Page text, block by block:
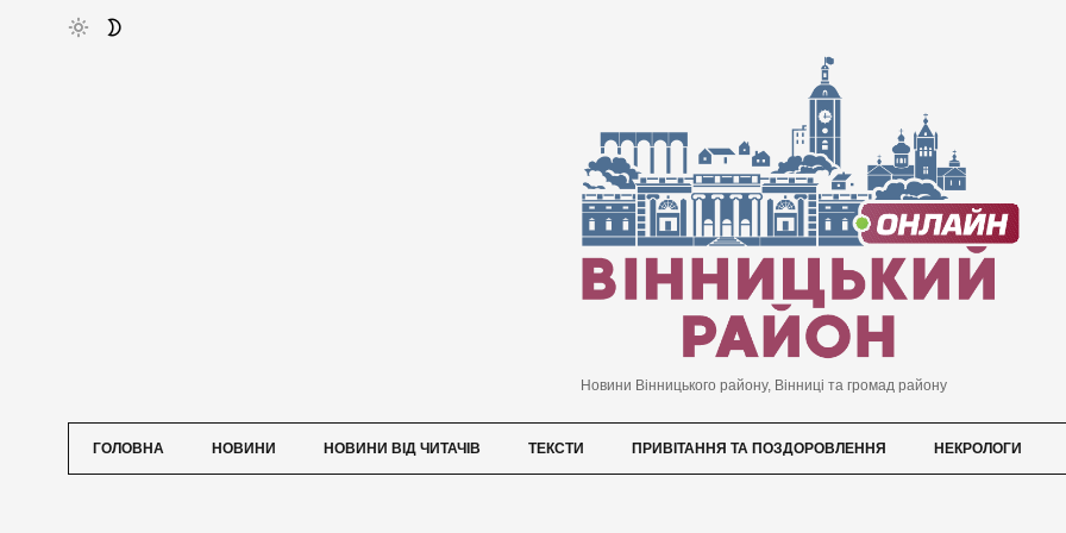
Новини Вінницького району, Вінниці та громад району
ГОЛОВНА НОВИНИ НОВИНИ ВІД ЧИТАЧІВ ТЕКСТИ ПРИВІТАННЯ ТА ПОЗДОРОВЛЕННЯ НЕКРОЛОГИ